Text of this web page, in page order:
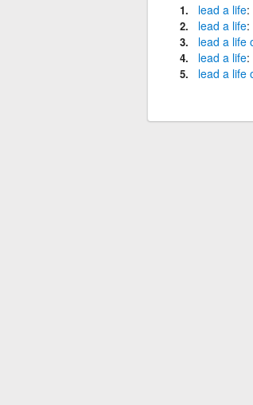
lead a life
lead a life
lead a life
lead a life
lead a life